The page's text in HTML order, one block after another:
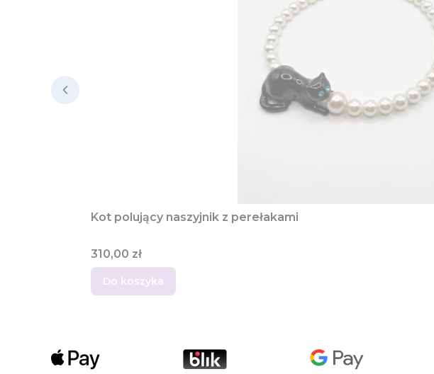
Kot polujący naszyjnik z perełakami
Cena
310,00 zł
Do koszyka